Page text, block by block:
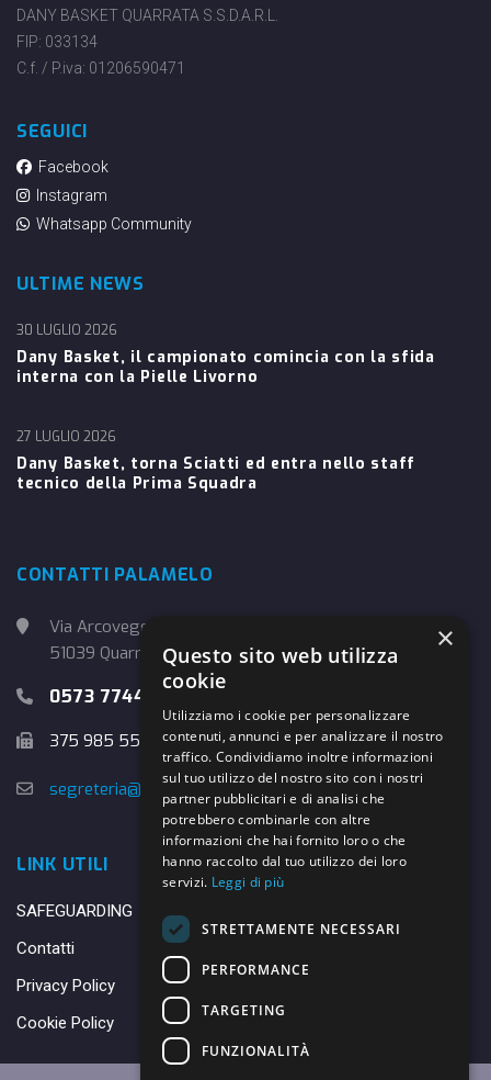
DANY BASKET QUARRATA S.S.D.A.R.L.
FIP: 033134
C.f. / P.iva: 01206590471
SEGUICI
Facebook
Instagram
Whatsapp Community
ULTIME NEWS
Dany Basket, il campionato comincia con la sfida
interna con la Pielle Livorno
30 LUGLIO 2026
Dany Basket, torna Sciatti ed entra nello staff
tecnico della Prima Squadra
27 LUGLIO 2026
CONTATTI PALAMELO
Via Arcoveggio, 4
51039 Quarrata (PT)
0573 774457
375 985 5526
segreteria@danybasket.it
LINK UTILI
SAFEGUARDING
Contatti
Privacy Policy
Cookie Policy
×
Questo sito web utilizza
cookie
Utilizziamo i cookie per personalizzare
contenuti, annunci e per analizzare il nostro
traffico. Condividiamo inoltre informazioni
sul tuo utilizzo del nostro sito con i nostri
partner pubblicitari e di analisi che
potrebbero combinarle con altre
informazioni che hai fornito loro o che
hanno raccolto dal tuo utilizzo dei loro
servizi. Leggi di più
STRETTAMENTE NECESSARI
PERFORMANCE
TARGETING
FUNZIONALITÀ